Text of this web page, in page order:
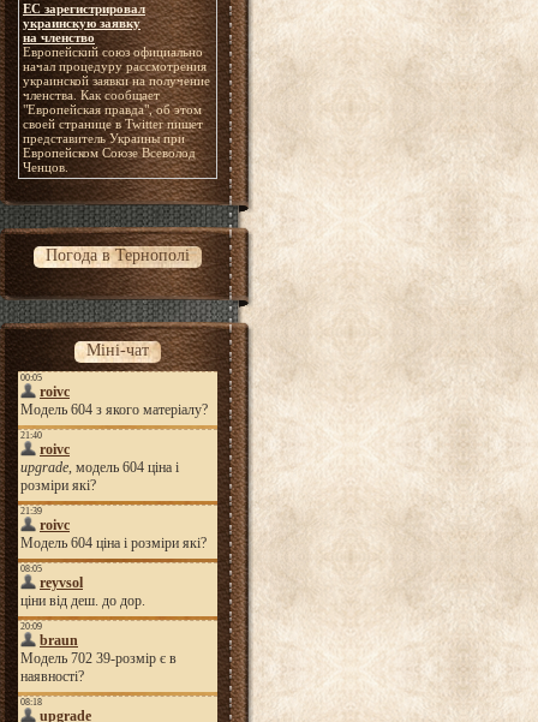
ЕС зарегистрировал
украинскую заявку
на членство
Европейский союз официально
начал процедуру рассмотрения
украинской заявки на получение
членства. Как сообщает
"Европейская правда", об этом
своей странице в Twitter пишет
представитель Украины при
Европейском Союзе Всеволод
Ченцов.
Погода в Тернополі
Міні-чат